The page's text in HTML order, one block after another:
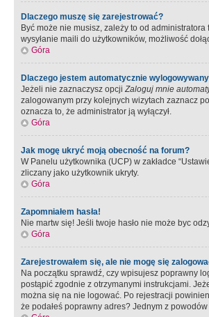
Dlaczego muszę się zarejestrować?
Być może nie musisz, zależy to od
wysyłanie maili do użytkowników, możliwość
Góra
Dlaczego jestem automatycznie
Jeżeli nie zaznaczysz opcjiZaloguj mnie
zalogowanym przy kolejnych wizytach zaznacz
oznacza to, że administrator ją wyłączył.
Góra
Jak mogę ukryć moją obecność na forum?
W Panelu użytkownika (UCP) w zakładce
zliczany jako użytkownik ukryty.
Góra
Zapomniałem hasła!
Nie martw się! Jeśli twoje hasło nie może byc
Góra
Zarejestrowałem się, ale nie mogę się
Na początku sprawdź, czy wpisujesz poprawny
postąpić zgodnie z otrzymanymi instrukcjami.
można się na nie logować. Po rejestracji
że podałeś poprawny adres? Jednym z